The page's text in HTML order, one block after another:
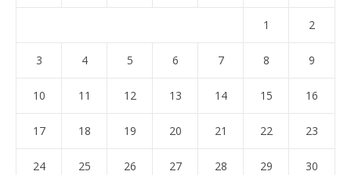
1 2
3 4 5 6 7 8 9
10 11 12 13 14 15 16
17 18 19 20 21 22 23
24 25 26 27 28 29 30